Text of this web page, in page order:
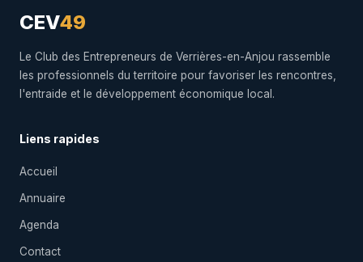
CEV49
Le Club des Entrepreneurs de Verrières-en-Anjou rassemble
les professionnels du territoire pour favoriser les rencontres,
l'entraide et le développement économique local.
Liens rapides
Accueil
Annuaire
Agenda
Contact